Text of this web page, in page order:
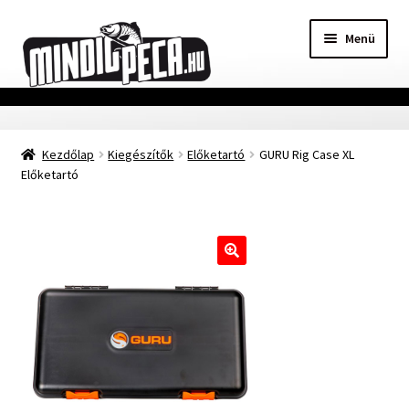
a
navigációhoz
a
tartalomba
Menü
Főoldal
Adatvédelmi nyilatkozat
Kapcsolat
Márkák
Mohosz Versenynaptár 2025
Kezdőlap Kiegészítők Előketartó
GURU Rig Case XL
Előketartó